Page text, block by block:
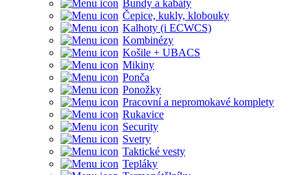
Bundy a kabáty
Čepice, kukly, klobouky
Kalhoty (i ECWCS)
Kombinézy
Košile + UBACS
Mikiny
Ponča
Ponožky
Pracovní a nepromokavé komplety
Rukavice
Security
Svetry
Taktické vesty
Tepláky